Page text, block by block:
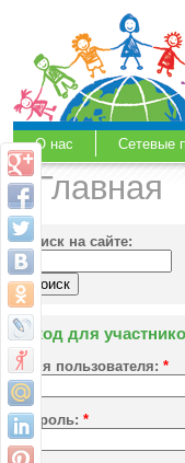
О нас Сетевые
Главная
Поиск на сайте:
Вход для
Имя пользователя: *
Пароль: *